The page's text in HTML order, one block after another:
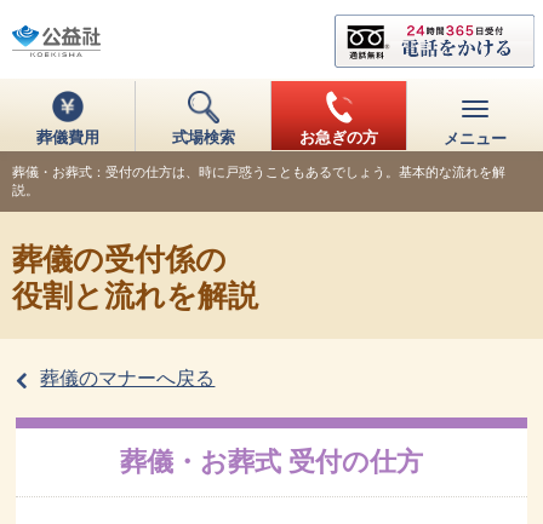
葬儀費用 式場検索 お急ぎの方 メニュー
葬儀・お葬式：受付の仕方は、時に戸惑うこともあるでしょう。基本的な流れを解
説。
葬儀の受付係の
役割と流れを解説
葬儀のマナーへ戻る
葬儀・お葬式 受付の仕方